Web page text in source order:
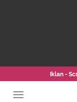
Iklan -